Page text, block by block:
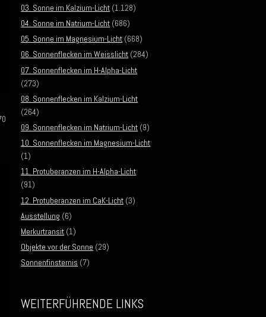
03. Sonne im Kalzium-Licht (1.128)
04. Sonne im Natrium-Licht (686)
05. Sonne im Magnesium-Licht (668)
06. Sonnenflecken im Weisslicht (284)
07. Sonnenflecken im H-Alpha-Licht
(273)
08. Sonnenflecken im Kalzium-Licht
(264)
09. Sonnenflecken im Natrium-Licht (9)
10. Sonnenflecken im Magnesium-Licht
(1)
11. Protuberanzen im H-Alpha-Licht
(91)
12. Protuberanzen im CaK-Licht (3)
Ausstellung (6)
Merkurtransit (1)
Objekte vor der Sonne (29)
Sonnenfinsternis (7)
WEITERFÜHRENDE LINKS